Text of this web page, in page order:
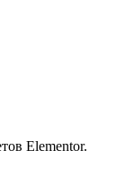
Elementor.